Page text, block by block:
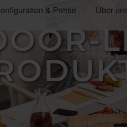
& Preise Über
EINEN